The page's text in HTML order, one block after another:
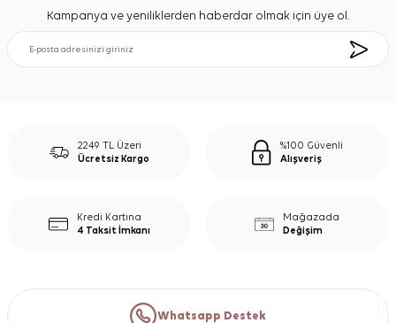
Kampanya ve yeniliklerden haberdar olmak için üye ol.
2249 TL Üzeri
Ücretsiz Kargo
%100 Güvenli
Alışveriş
Kredi Kartına
4 Taksit İmkanı
Mağazada
Değişim
Whatsapp Destek